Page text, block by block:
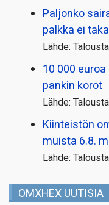
Paljonko
palkka ei
Lähde:
10 000
pankin korot
Lähde:
Kiinteistön
muista 6.8.
Lähde:
OMXHEX UUTISIA